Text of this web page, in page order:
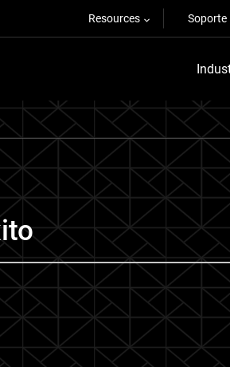
Resources Soporte